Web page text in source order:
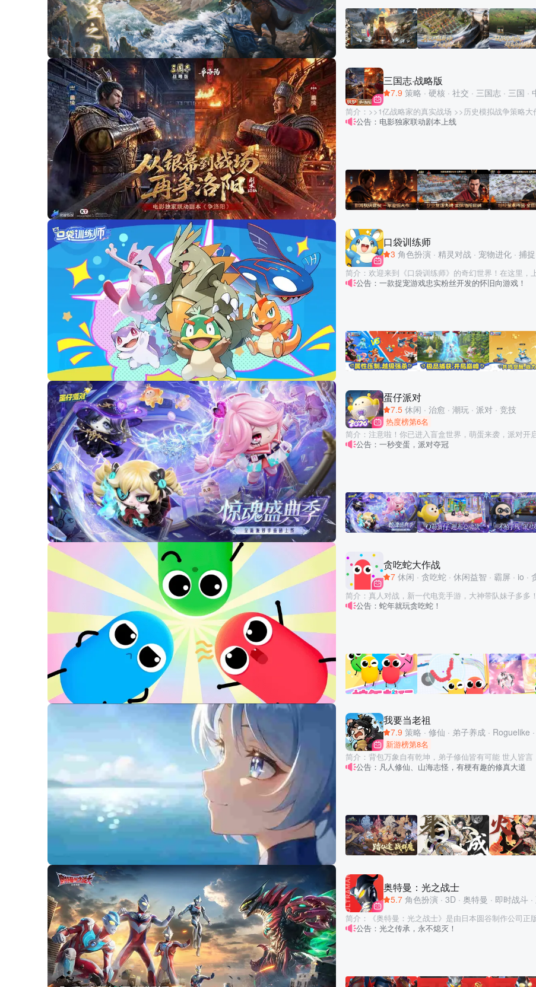
00:07 / 00:17
出多种精彩配合与战役，或火烧连营八百里，或奇袭粮
通过谋略感受千变万化的三国沙盘战场，让策略游戏从
将。 此外，《三国：谋定天下》在长线运营和公平的
资源、不卖加速、不锁卡、没有VIP。这，将带给你前
动人心的游戏体验！ 【六大职业 让沙盘策略更好玩】 身处三国乱世，你可以扮
发育的司仓和巧制机关的天工。六大职业合理配合是制
可以改变真实的沙盘地形、补给、战术、局势，你可以
推进，也可以火烧连营八百里；可以奇袭粮道以弱胜强
击……你可以和盟友一起，群策群力谋定天下，利用一
合，在沙盘上大放异彩，体验完全不一样的SLG乐趣，
名场面……这些都将成为战略布局和战场变数的关键，
略之间！ 【降肝减负 让游戏回归乐趣本身】 多次被玩家奉为“护肝的SLG”，竖屏
模式、自动连地、练兵所挂机、一键参与集结攻城活动
任务！让你的每次行动都变得更有策略和效率。从此告
共建机制，同盟管理需要览全局，定战略蓝图，以城池
到治理所占城池，抱团发育共同抵御外敌，逐个城池攻
【动态卡面 高品质还原武将经典时刻】 高品质美术细
实与厚重，选取武将经典故事情节，还原让人心驰神往
00:07 00:17
三国志·战略版
7.9 策略 · 硬核 · 社交 · 三国志 · 三国 ·
简介：>>1亿战略家的真实战场 >>历史模拟战争策略
阳》深度共创，电影独家联动限定服 >>免费送 袁绍、
操，以领袖魅力聚天下英豪，壮大势力，挥师征讨四方
幄，以智谋与外交决胜千里；或似张飞勇猛无双，冲锋
水镜先生，于乱世中觅得一方净土，钻研韬略，静观天
权，资源兵力概不出售。崛起之道，唯赖谋略与胆识！
役，皆需智慧与战术的支撑。 诚邀主公穿越时空，重
版》，亲历传奇，书写属于您的三国史诗！ 【游戏特色】 ◆影游联袂巨献 一年磨
砺大作 《三国第一部：争洛阳》与《三国志·战略版》，
共创的“三国开端”。从群雄讨董世界观到立体城战沙盘
备，全方位深度定制，为你呈现沉浸式三国争洛阳体验。 ◆行空复道决战 立
阳巨城 城池沙盘全新升级，立体洛阳。初代霸业城洛阳
出发逆战大局。你可以享受董卓阵营强力作战buff加成
格主城，全图跃迁机动作战，一举翻盘。 ◆联动限时福利 六张橙卡派送 无须充
值，开局就送6张五星橙将。电影独家限定服来就送曹
动纪念卡。持续签到还有海量金铢赠送。没有强制性的
富庶之地，以战养战…… ◆七年廿八剧本 赛季常玩常新 28个战役剧本，精细复刻
三国经典战役。你可以选择在赤壁之战的剧本中，乘艨
郎火烧连环船；也可以选择在定军山之战的剧本中，于
俯冲破阵，体验立体战场。28个战役剧本，覆盖三国中
公告：电影独家联动剧本上线
00:07 / 00:17
口袋训练师
3 角色扮演 · 精灵对战 · 宠物进化 · 捕捉
简介：欢迎来到《口袋训练师》的奇幻世界！在这里，
你的发现。 从可爱的治愈系伙伴，到实力强悍的传说级
心培养，见证它们不断突破成长极限，展现出惊人战力。 *热血战斗 策略至上*
《口袋训练师》可以体验深度策略的精灵对战系统！
的技能组合，让每场战斗都充满变数！合理搭配你的精
在战斗中证明自己的实力，登上精灵大师的巅峰！ *超值福利 天天放送* 每日登录
即可获得稀有精灵和培养资源！ 参与限时活动赢取传
倍* 与好友组建公会，共同挑战强大的世界BOSS！通过挑战其他玩家的精灵阵
容，不仅能提升自己的战斗能力，还能收获丰富的奖励
取限定皮肤和专属称号，展现你的独特风采。 现在就加入《口袋训练师》，与精
灵们一起踏上奇幻冒险之旅吧！
公告：一款捉宠游戏忠实粉丝开发的怀旧向游戏！
00:07 / 00:17
蛋仔派对
7.5 休闲 · 治愈 · 潮玩 · 派对 · 竞技
热度榜第6名
简介：注意啦！你已进入盲盒世界，萌蛋来袭，派对开
潮玩题材的休闲竞技手游，在这里你将化身Q萌蛋仔，
公告：一秒变蛋，派对夺冠
贪吃蛇大作战
7 休闲 · 贪吃蛇 · 休闲益智 · 霸屏 · io ·
简介：真人对战，新一代电竞手游，大神带队妹子多多
团战，随时三杀暴走超神！ 贪吃蛇大作战，这是一个有毒的游戏！ 这是一款超好
2.小心！蛇头碰到其他贪吃蛇就会死亡，并且产生大量
用巧妙的走位让蛇身被别人撞上，就可以吃掉尸体迅速
模式or团战模式，和小伙伴们比比谁更长吧！ 游戏特色 【以小搏大，战局随时都
会逆袭】 你长你厉害，我短我灵活！大蛇不再有统治
战局随时都有可能逆转！ 【简单有趣，老少皆宜的全民游戏】 不管是什么年龄、
满的乐趣！ 【战斗技巧，老司机教你几招】 急速超车拦截蛇头、急停甩头抢道、
180度华丽飘逸、画个圈圈诅咒你…这些都是战斗技巧！
手速？策略也很重要，当然如果你恰好单身又练过手速 —— 完美
有毒，根本停不下来】 超Q超萌画风，一局一局像中毒
哈哈哈哈哈！ 如果你喜欢贪吃蛇大作战，欢迎随时给我们留下宝贵的意见，推荐
公告：蛇年就玩贪吃蛇！
我要当老祖
7.9 策略 · 修仙 · 弟子养成 · Roguelike ·
新游榜第8名
简介：背包万象自有乾坤，弟子修仙皆有可能 世人皆言，修仙问道，灵根为基。
在游戏里，我们不谈天命，而讲信仰与抉择。 信仰华夏
运缠身的扫把星。他们或许在第一次游历中便铩羽而归
慢了些只能沦为肉盾。 但在乾坤界域，我们容得下所
重生与洗髓的契机。 流派无限： 你将在一方6x7的背包棋盘之中，为弟子排布法
宝、铺设功法。水、火、雷、邪……八大属性在此相生
锤……八种流派于此时刻待发，是全点防御，还是为快
是一场关于空间的博弈——法宝间的相邻关系、连携反应
加，灵宠与顺位的排序，都会让战力产生云泥之别。所
来有之的天命机缘，而是在每一次不可逆的抉择中，窥见的
择： 是把渡劫丹留着大弟子冲击瓶颈，还是留给外门弟
游中夺宝越货饰演反派，还是在无名墓碑前参透一段残
公告：凡人修仙、山海志怪，有梗有趣的修真大道
奥特曼：光之战士
5.7 角色扮演 · 3D · 奥特曼 · 即时战斗 ·
简介：《奥特曼：光之战士》是由日本圆谷制作公司正
时战斗卡牌手游。游戏集结横跨平成、新生代与令和时
磨，结合次时代PBR技术渲染，极致呈现奥特曼皮套纹
公告：光之传承，永不熄灭！